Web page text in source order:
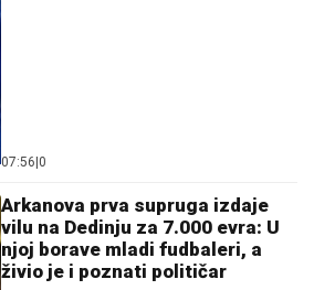
07:56 0
Arkanova prva supruga izdaje
vilu na Dedinju za 7.000 evra: U
njoj borave mladi fudbaleri, a
živio je i poznati političar